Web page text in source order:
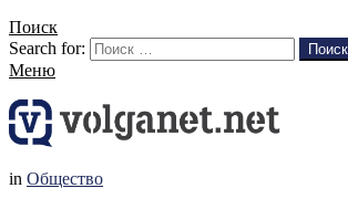
Поиск
Search for:
Поиск
Меню
in Общество